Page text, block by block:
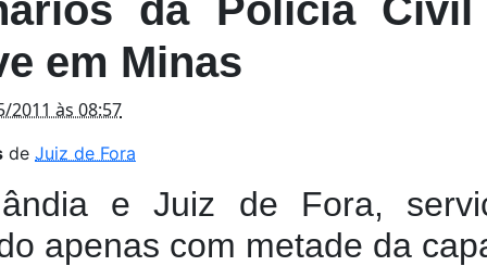
em Minas
2011 às 08:57
de Juiz de Fora
e Juiz de Fora,
apenas com metade da